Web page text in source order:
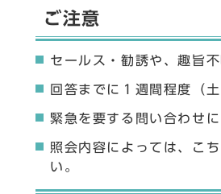
ご注意
セールス・勧誘や、趣旨
回答までに１週間程度（
緊急を要する問い合わせ
照会内容によっては、こ
い。